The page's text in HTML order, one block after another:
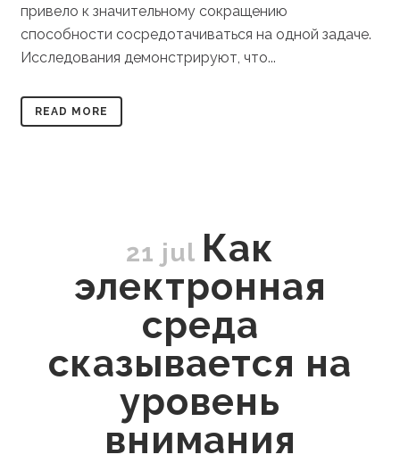
привело к значительному сокращению
способности сосредотачиваться на одной задаче.
Исследования демонстрируют, что...
READ MORE
21 jul Как
электронная
среда
сказывается на
уровень
внимания